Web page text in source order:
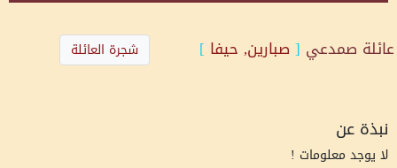
عائلة صمدعي [ صبارين, حيفا ] شجرة العائلة
نبذة عن
لا يوجد معلومات !